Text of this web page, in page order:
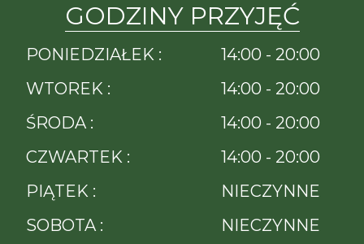
GODZINY PRZYJĘĆ
PONIEDZIAŁEK :
14:00 - 20:00
WTOREK :
14:00 - 20:00
ŚRODA :
14:00 - 20:00
CZWARTEK :
14:00 - 20:00
PIĄTEK :
NIECZYNNE
SOBOTA :
NIECZYNNE